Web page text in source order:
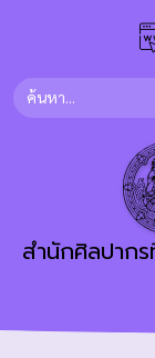
สำนักศิลปาก